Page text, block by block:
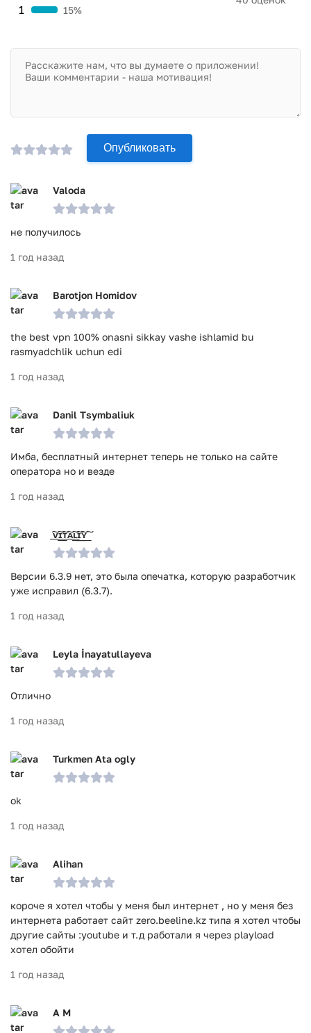
1 15%
Опубликовать
Valoda
не получилось
1 год назад
Barotjon Homidov
the best vpn 100% onasni sikkay vashe ishlamid bu
rasmyadchlik uchun edi
1 год назад
Danil Tsymbaliuk
Имба, бесплатный интернет теперь не только на сайте
оператора но и везде
1 год назад
͟͠ᴠ͟͠ɪ͟͠ᴛ͟͠ᴀ͟͠ʟ͟͠ɪ͟͠ʏ͟͠
Версии 6.3.9 нет, это была опечатка, которую разработчик
уже исправил (6.3.7).
1 год назад
Leyla İnayatullayeva
Отлично
1 год назад
Turkmen Ata ogly
ok
1 год назад
Alihan
короче я хотел чтобы у меня был интернет , но у меня без
интернета работает сайт zero.beeline.kz типа я хотел чтобы
другие сайты :youtube и т.д работали я через playload
хотел обойти
1 год назад
A M